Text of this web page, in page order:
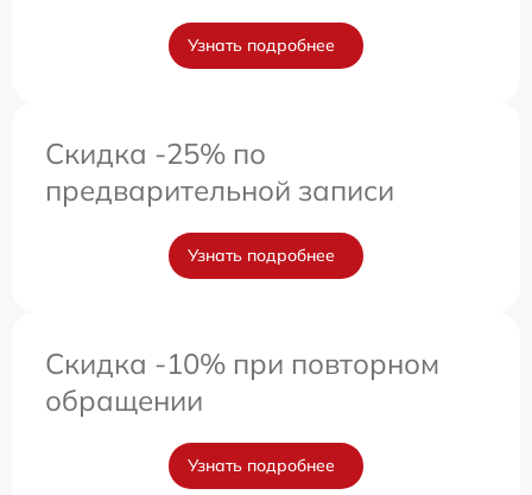
Узнать подробнее
Скидка -25% по
предварительной записи
Узнать подробнее
Скидка -10% при повторном
обращении
Узнать подробнее